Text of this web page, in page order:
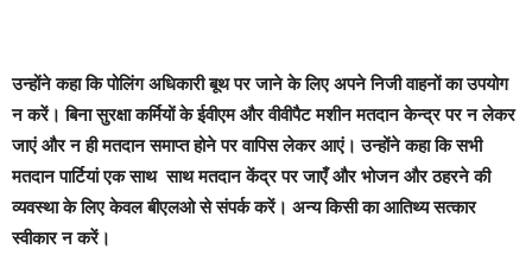
उन्होंने कहा कि पोलिंग अधिकारी बूथ पर जाने के लिए अपने निजी वाहनों का उपयोग
न करें। बिना सुरक्षा कर्मियों के ईवीएम और वीवीपैट मशीन मतदान केन्द्र पर न लेकर
जाएं और न ही मतदान समाप्त होने पर वापिस लेकर आएं। उन्होंने कहा कि सभी
मतदान पार्टियां एक साथ साथ मतदान केंद्र पर जाएँ और भोजन और ठहरने की
व्यवस्था के लिए केवल बीएलओ से संपर्क करें। अन्य किसी का आतिथ्य सत्कार
स्वीकार न करें।